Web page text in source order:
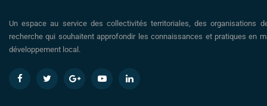
Un espace au service des collectivités territoriales, des organisations
recherche qui souhaitent approfondir les connaissances et pratiques en
développement local.